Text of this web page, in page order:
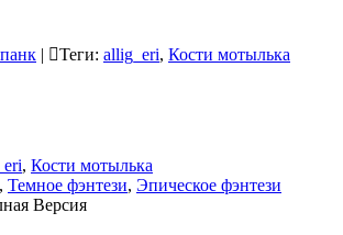
| Теги: allig_eri, Кости мотылька
, Кости мотылька
, Темное фэнтези, Эпическое фэнтези
Версия